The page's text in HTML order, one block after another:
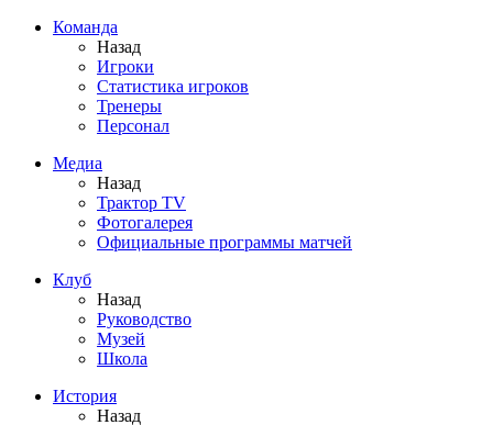
Команда
Назад
Игроки
Статистика игроков
Тренеры
Персонал
Медиа
Назад
Трактор TV
Фотогалерея
Официальные программы матчей
Клуб
Назад
Руководство
Музей
Школа
История
Назад